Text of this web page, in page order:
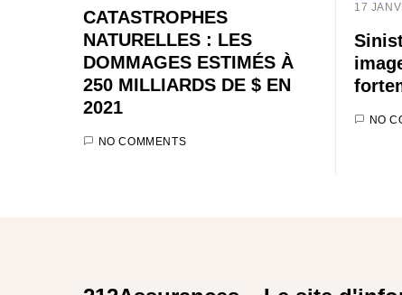
CATASTROPHES
NATURELLES : LES
DOMMAGES ESTIMÉS À
250 MILLIARDS DE $ EN
2021
NO COMMENTS
17
NO